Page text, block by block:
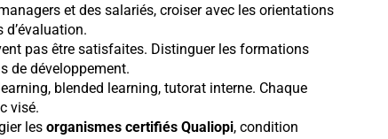
et des salariés, croiser avec les orientations
d’évaluation.
pas être satisfaites. Distinguer les formations
de développement.
blended learning, tutorat interne. Chaque
visé.
les organismes certifiés Qualiopi, condition